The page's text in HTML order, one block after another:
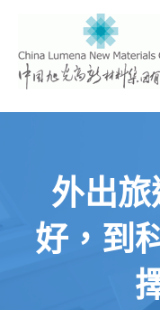
content
China
外出
好，到